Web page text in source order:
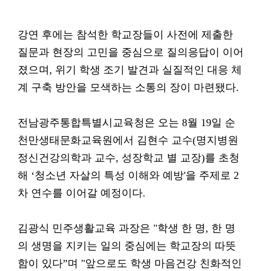
강연 후에는 참석한 학교장들이 사전에 제출한
질문과 현장의 고민을 중심으로 질의응답이 이어
졌으며, 위기 학생 조기 발견과 실질적인 대응 체
계 구축 방안을 모색하는 소통의 장이 마련됐다.
전남광주통합특별시교육청은 오는 8월 19일 순
천만생태문화교육원에서 김현수 교수(명지병원
정신건강의학과 교수, 성장학교 별 교장)를 초청
해 ‘청소년 자살의 특성 이해와 예방'을 주제로 2
차 연수를 이어갈 예정이다.
김광식 민주생활교육 과장은 "학생 한 명, 한 명
의 생명을 지키는 일의 중심에는 학교장의 따뜻
함이 있다”며 "앞으로도 학생 마음건강 친화적인